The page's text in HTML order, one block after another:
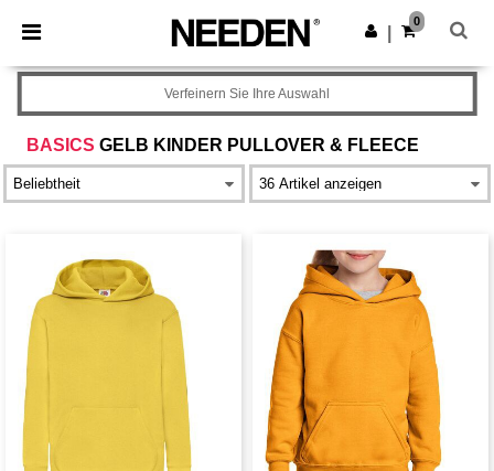
× Needen App
Bessere Preise in der App!
App holen
0
BASICS GELB KINDER PULLOVER & FLEECE
Verfeinern Sie Ihre Auswahl